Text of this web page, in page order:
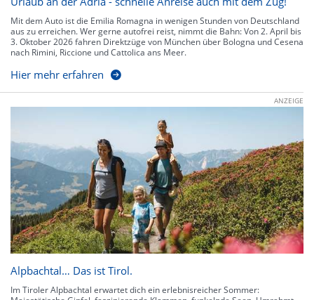
Mit dem Auto ist die Emilia Romagna in wenigen Stunden von Deutschland
aus zu erreichen. Wer gerne autofrei reist, nimmt die Bahn: Von 2. April bis
3. Oktober 2026 fahren Direktzüge von München über Bologna und Cesena
nach Rimini, Riccione und Cattolica ans Meer.
Hier mehr erfahren
ANZEIGE
Alpbachtal… Das ist Tirol.
Im Tiroler Alpbachtal erwartet dich ein erlebnisreicher Sommer: